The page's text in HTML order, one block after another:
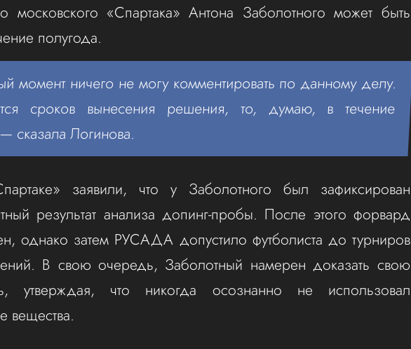
московского «Спартака» Антона Заболотного может быть
полугода.
момент ничего не могу комментировать по данному делу.
сроков вынесения решения, то, думаю, в течение
сказала Логинова.
заявили, что у Заболотного был зафиксирован
результат анализа допинг-пробы. После этого форвард
однако затем РУСАДА допустило футболиста до турниров
В свою очередь, Заболотный намерен доказать свою
утверждая, что никогда осознанно не использовал
вещества.